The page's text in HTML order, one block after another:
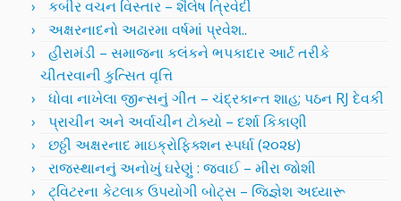
કબીર વચન વિસ્તાર – શૈલેષ ત્રિવેદી
અક્ષરનાદનો અઢારમા વર્ષમાં પ્રવેશ..
હીરામંડી – સમાજના કલંકને ભપકાદાર આર્ટ તરીકે
ચીતરવાની કુત્સિત વૃત્તિ
ધોવા નાખેલા જીન્સનું ગીત – ચંદ્રકાન્ત શાહ; પઠન RJ દેવકી
પ્રાચીન અને અર્વાચીન ટોક્યો – દર્શા કિકાણી
છઠ્ઠી અક્ષરનાદ માઇક્રોફિક્શન સ્પર્ધા (૨૦૨૪)
રાજસ્થાનનું અનોખું ઘરેણું : જવાઈ – મીરા જોશી
ટ્વિટરના કેટલાક ઉપયોગી બોટ્સ – જિજ્ઞેશ અધ્યારૂ